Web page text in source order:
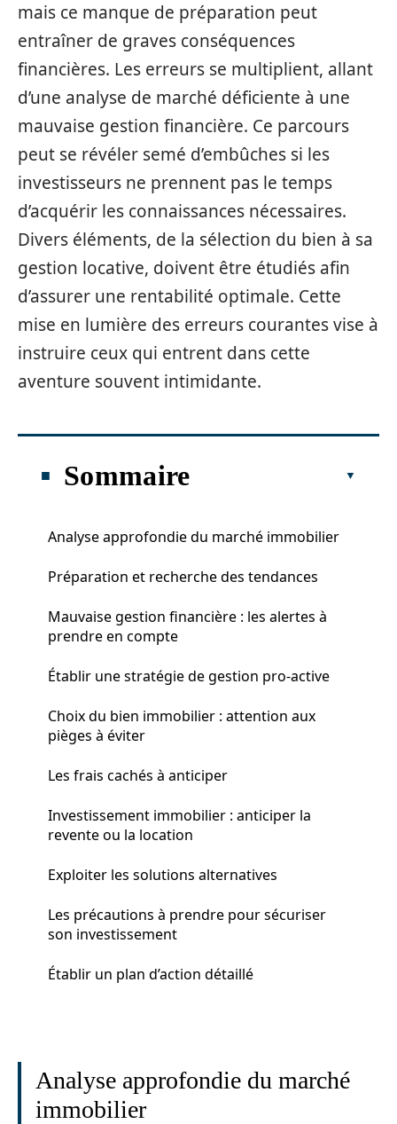
mais ce manque de préparation peut
entraîner de graves conséquences
financières. Les erreurs se multiplient, allant
d’une analyse de marché déficiente à une
mauvaise gestion financière. Ce parcours
peut se révéler semé d’embûches si les
investisseurs ne prennent pas le temps
d’acquérir les connaissances nécessaires.
Divers éléments, de la sélection du bien à sa
gestion locative, doivent être étudiés afin
d’assurer une rentabilité optimale. Cette
mise en lumière des erreurs courantes vise à
instruire ceux qui entrent dans cette
aventure souvent intimidante.
Sommaire
Analyse approfondie du marché immobilier
Préparation et recherche des tendances
Mauvaise gestion financière : les alertes à
prendre en compte
Établir une stratégie de gestion pro-active
Choix du bien immobilier : attention aux
pièges à éviter
Les frais cachés à anticiper
Investissement immobilier : anticiper la
revente ou la location
Exploiter les solutions alternatives
Les précautions à prendre pour sécuriser
son investissement
Établir un plan d’action détaillé
Analyse approfondie du marché
immobilier